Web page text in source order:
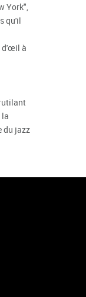
York",
qu'il
d'œil à
du jazz